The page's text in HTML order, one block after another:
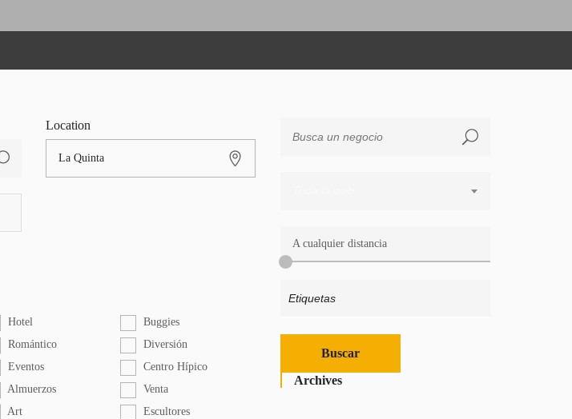
Location
Hotel
Buggies
Romántico
Diversión
Eventos
Centro Hípico
Almuerzos
Venta
Art
Escultores
A cualquier distancia
Archives